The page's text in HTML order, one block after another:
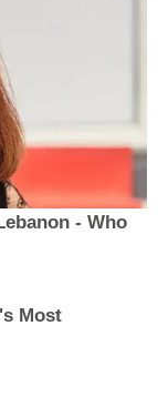
- Who
Most